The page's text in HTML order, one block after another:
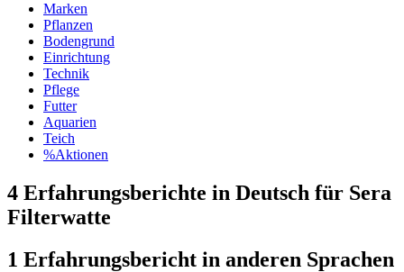
Marken
Pflanzen
Bodengrund
Einrichtung
Technik
Pflege
Futter
Aquarien
Teich
%Aktionen
4 Erfahrungsberichte in Deutsch für Sera
Filterwatte
1 Erfahrungsbericht in anderen Sprachen